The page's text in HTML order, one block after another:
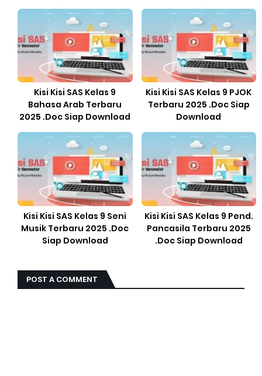
Kisi Kisi SAS Kelas 9
Bahasa Arab Terbaru
2025 .Doc Siap Download
Kisi Kisi SAS Kelas 9 PJOK
Terbaru 2025 .Doc Siap
Download
Kisi Kisi SAS Kelas 9 Seni
Musik Terbaru 2025 .Doc
Siap Download
Kisi Kisi SAS Kelas 9 Pend.
Pancasila Terbaru 2025
.Doc Siap Download
POST A COMMENT